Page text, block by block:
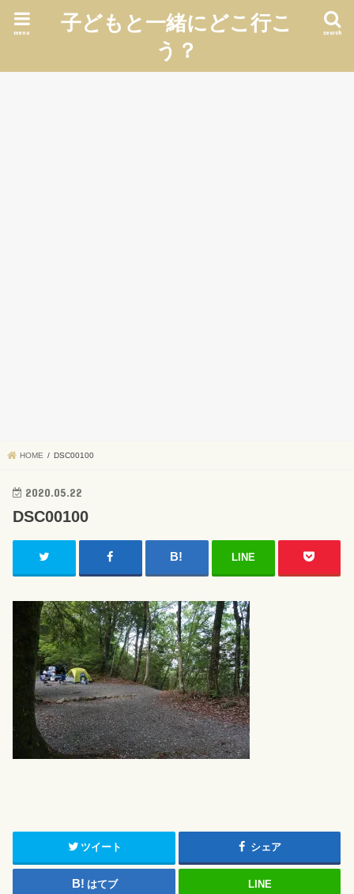
子どもと一緒にどこ行こ
う？
search
menu
HOME DSC00100
2020.05.22
DSC00100
LINE
ツイート シェア
はてブ LINE